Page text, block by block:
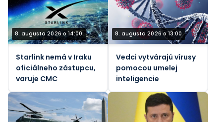
8. augusta 2026 o 14:00
Starlink nemá v Iraku
oficiálneho zástupcu,
varuje CMC
8. augusta 2026 o 13:00
Vedci vytvárajú vírusy
pomocou umelej
inteligencie